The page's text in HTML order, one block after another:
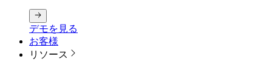
デモを見る
お客様
リソース